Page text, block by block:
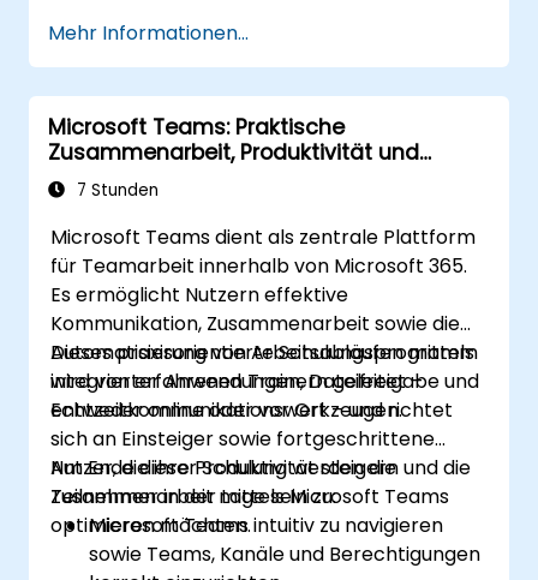
Mehr Informationen...
Microsoft Teams: Praktische
Zusammenarbeit, Produktivität und
Automatisierung
7 Stunden
Microsoft Teams dient als zentrale Plattform
für Teamarbeit innerhalb von Microsoft 365.
Es ermöglicht Nutzern effektive
Kommunikation, Zusammenarbeit sowie die
Automatisierung von Arbeitsabläufen mittels
integrierter Anwendungen, Dateifreigabe und
Echtzeitkommunikationswerkzeugen.
Dieses praxisorientierte Schulungsprogramm
wird von erfahrenen Trainern geleitet –
entweder online oder vor Ort – und richtet
sich an Einsteiger sowie fortgeschrittene
Nutzer, die ihre Produktivität steigern und die
Zusammenarbeit mittels Microsoft Teams
optimieren möchten.
Am Ende dieser Schulung werden die
Teilnehmer in der Lage sein zu:
Microsoft Teams intuitiv zu navigieren
sowie Teams, Kanäle und Berechtigungen